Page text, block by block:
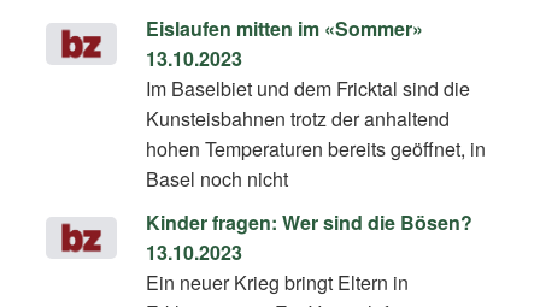
Eislaufen mitten im «Sommer»
13.10.2023
Im Baselbiet und dem Fricktal sind die
Kunsteisbahnen trotz der anhaltend
hohen Temperaturen bereits geöffnet, in
Basel noch nicht
Kinder fragen: Wer sind die Bösen?
13.10.2023
Ein neuer Krieg bringt Eltern in